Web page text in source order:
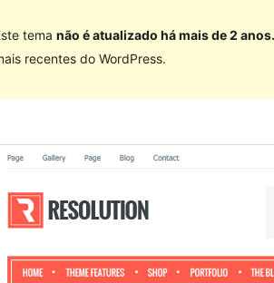
tema não é atualizado há mais de 2 anos.
recentes do WordPress.